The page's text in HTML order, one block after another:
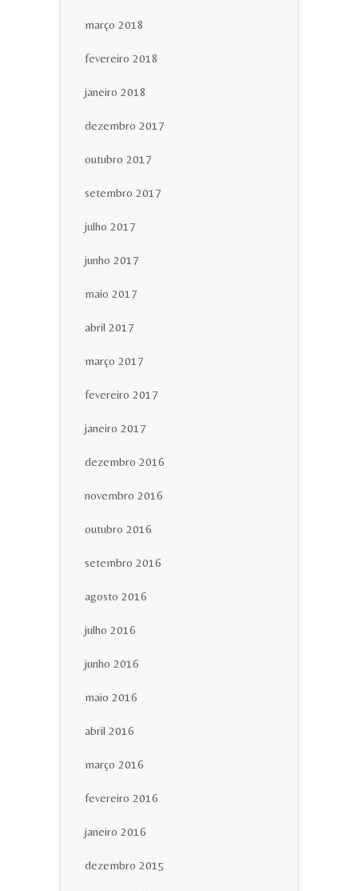
março 2018
fevereiro 2018
janeiro 2018
dezembro 2017
outubro 2017
setembro 2017
julho 2017
junho 2017
maio 2017
abril 2017
março 2017
fevereiro 2017
janeiro 2017
dezembro 2016
novembro 2016
outubro 2016
setembro 2016
agosto 2016
julho 2016
junho 2016
maio 2016
abril 2016
março 2016
fevereiro 2016
janeiro 2016
dezembro 2015